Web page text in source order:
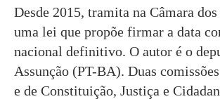
Desde 2015, tramita na Câmara
uma lei que propõe firmar a data
nacional definitivo. O autor é o
Assunção (PT-BA). Duas
e de Constituição, Justiça e